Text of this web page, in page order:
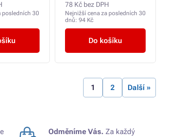
posledních 30
78 Kč bez DPH
Nejnižší cena za posledních 30
dnů: 94 Kč
Do košíku
1 2 Další »
Odměníme Vás. Za každý